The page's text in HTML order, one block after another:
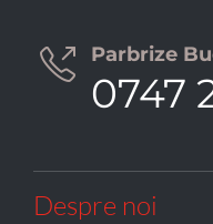
 Parbrize
0747
Despre noi